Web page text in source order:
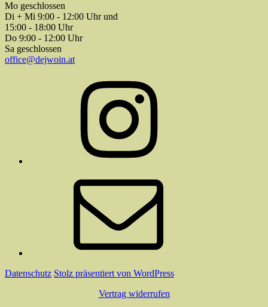
Mo geschlossen
Di + Mi 9:00 - 12:00 Uhr und
15:00 - 18:00 Uhr
Do 9:00 - 12:00 Uhr
Sa geschlossen
office@dejwoin.at
Datenschutz Stolz präsentiert von WordPress
Vertrag widerrufen